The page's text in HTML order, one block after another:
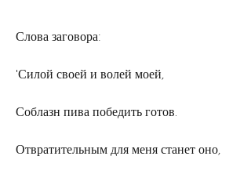
Слова заговора:
'Силой своей и волей моей,
Соблазн пива победить готов.
Отвратительным для меня станет оно,